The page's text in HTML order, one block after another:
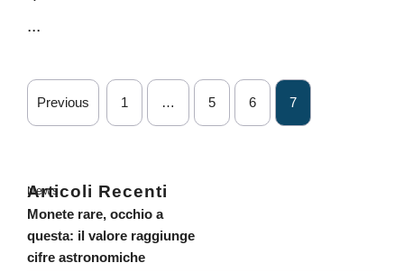
...
Previous 1 … 5 6 7
Articoli Recenti
News
Monete rare, occhio a
questa: il valore raggiunge
cifre astronomiche